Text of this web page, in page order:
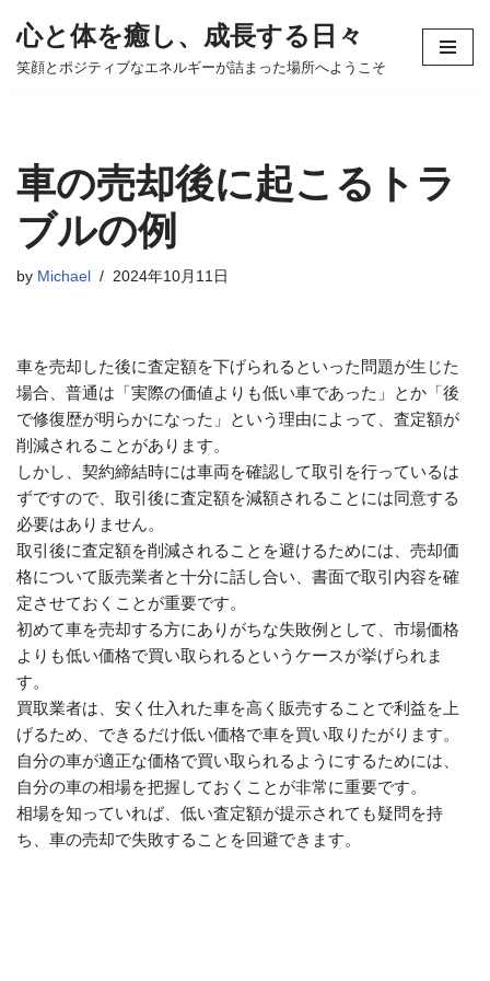
コ
ツ
へ
ス
キ
ッ
心と体を癒し、成長する日々
笑顔とポジティブなエネルギーが詰まった場所へようこそ
車の売却後に起こるトラ
ブルの例
by Michael 2024年10月11日
車を売却した後に査定額を下げられるといった問題が生じた
場合、普通は「実際の価値よりも低い車であった」とか「後
で修復歴が明らかになった」という理由によって、査定額が
削減されることがあります。
しかし、契約締結時には車両を確認して取引を行っているは
ずですので、取引後に査定額を減額されることには同意する
必要はありません。
取引後に査定額を削減されることを避けるためには、売却価
格について販売業者と十分に話し合い、書面で取引内容を確
定させておくことが重要です。
初めて車を売却する方にありがちな失敗例として、市場価格
よりも低い価格で買い取られるというケースが挙げられま
す。
買取業者は、安く仕入れた車を高く販売することで利益を上
げるため、できるだけ低い価格で車を買い取りたがります。
自分の車が適正な価格で買い取られるようにするためには、
自分の車の相場を把握しておくことが非常に重要です。
相場を知っていれば、低い査定額が提示されても疑問を持
ち、車の売却で失敗することを回避できます。